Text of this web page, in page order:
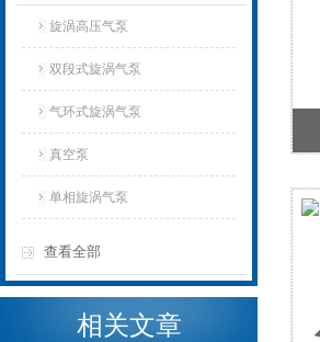
旋涡高压气泵
双段式旋涡气泵
气环式旋涡气泵
真空泵
单相旋涡气泵
查看全部
相关文章